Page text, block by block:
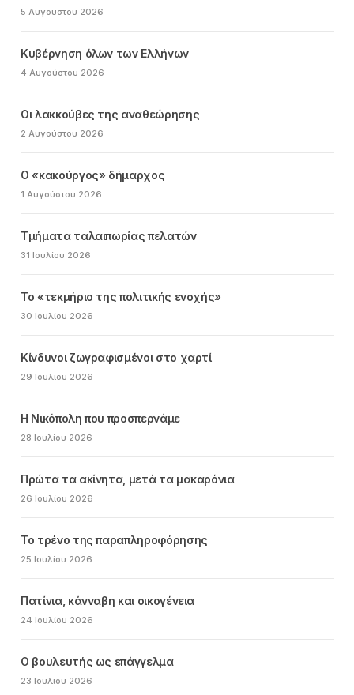
5 Αυγούστου 2026
Κυβέρνηση όλων των Ελλήνων
4 Αυγούστου 2026
Οι λακκούβες της αναθεώρησης
2 Αυγούστου 2026
Ο «κακούργος» δήμαρχος
1 Αυγούστου 2026
Τμήματα ταλαιπωρίας πελατών
31 Ιουλίου 2026
Το «τεκμήριο της πολιτικής ενοχής»
30 Ιουλίου 2026
Κίνδυνοι ζωγραφισμένοι στο χαρτί
29 Ιουλίου 2026
Η Νικόπολη που προσπερνάμε
28 Ιουλίου 2026
Πρώτα τα ακίνητα, μετά τα μακαρόνια
26 Ιουλίου 2026
Το τρένο της παραπληροφόρησης
25 Ιουλίου 2026
Πατίνια, κάνναβη και οικογένεια
24 Ιουλίου 2026
Ο βουλευτής ως επάγγελμα
23 Ιουλίου 2026